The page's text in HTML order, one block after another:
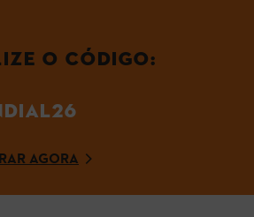
O CÓDIGO:
AGORA